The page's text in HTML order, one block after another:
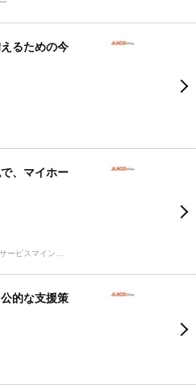
るための今
、マイホー
相続で人の心と未来をつなぐサービスマインドの行政書士
的な支援策